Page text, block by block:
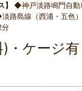
◆神戸淡路鳴門自
路島線（西浦・五色
)・ケージ